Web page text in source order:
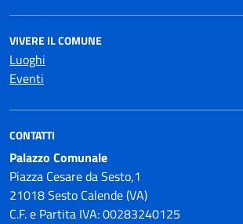
VIVERE IL COMUNE
Luoghi
Eventi
CONTATTI
Palazzo Comunale
Piazza Cesare da Sesto,1
21018 Sesto Calende (VA)
C.F. e Partita IVA: 00283240125